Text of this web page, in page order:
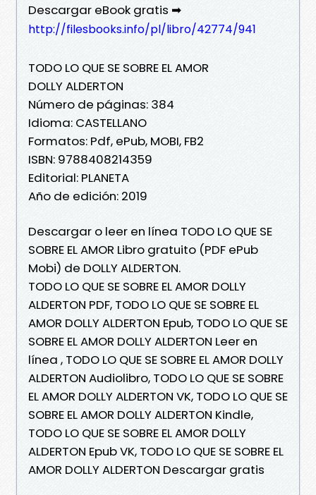
Descargar eBook gratis ➡
http://filesbooks.info/pl/libro/42774/941
TODO LO QUE SE SOBRE EL AMOR
DOLLY ALDERTON
Número de páginas: 384
Idioma: CASTELLANO
Formatos: Pdf, ePub, MOBI, FB2
ISBN: 9788408214359
Editorial: PLANETA
Año de edición: 2019
Descargar o leer en línea TODO LO QUE SE
SOBRE EL AMOR Libro gratuito (PDF ePub
Mobi) de DOLLY ALDERTON.
TODO LO QUE SE SOBRE EL AMOR DOLLY
ALDERTON PDF, TODO LO QUE SE SOBRE EL
AMOR DOLLY ALDERTON Epub, TODO LO QUE SE
SOBRE EL AMOR DOLLY ALDERTON Leer en
línea , TODO LO QUE SE SOBRE EL AMOR DOLLY
ALDERTON Audiolibro, TODO LO QUE SE SOBRE
EL AMOR DOLLY ALDERTON VK, TODO LO QUE SE
SOBRE EL AMOR DOLLY ALDERTON Kindle,
TODO LO QUE SE SOBRE EL AMOR DOLLY
ALDERTON Epub VK, TODO LO QUE SE SOBRE EL
AMOR DOLLY ALDERTON Descargar gratis